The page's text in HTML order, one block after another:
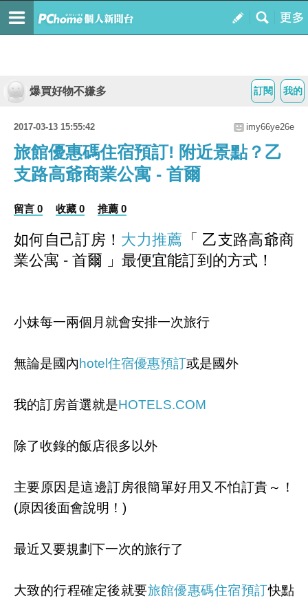
我的
訂閱
爆買好物不嫌多
2017-03-13 15:55:42 imy66ye26e
旅館優惠碼住宿預訂! 附近景點？乙
支路高爺商業公寓 - 首爾
留言 0 收藏 0 推薦 0
如何自己訂房！ 大力推薦 「 乙支路高爺商
業公寓 - 首爾 」最便宜能訂到的方式 ！
小妹每一兩個月就會安排一次旅行
無論是國內 hotel住宿優惠預訂或是國外
我的訂房首選就是HOTELS.COM
除了收錄的飯店很多以外
主要原因是這邊訂房很簡單好用又不怕訂貴～！
(原因後面會說明！)
最近又要規劃下一次的旅行了
大致的行程確定後就要旅館優惠碼住宿預訂快點